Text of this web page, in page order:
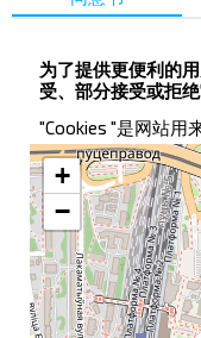
航班详情
Ost "3 Kirov
+
−
为了提供更便利的
受、部分接受或拒
"Cookies "是网站用
规定，如果本网站
上存储 Cookie。对
的授权。本网站使
我们网页上显示的
您可以随时更改或
如果您同意处理目
Cookie 的详细信息